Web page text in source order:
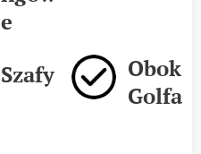
e
Szafy
Obok
Golfa